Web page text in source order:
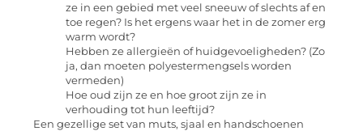
ze in een gebied met veel sneeuw of slechts af en
toe regen? Is het ergens waar het in de zomer erg
warm wordt?
Hebben ze allergieën of huidgevoeligheden? (Zo
ja, dan moeten polyestermengsels worden
vermeden)
Hoe oud zijn ze en hoe groot zijn ze in
verhouding tot hun leeftijd?
Een gezellige set van muts, sjaal en handschoenen